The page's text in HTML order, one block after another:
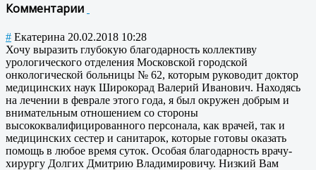
Комментарии
# Екатерина 20.02.2018 10:28
Хочу выразить глубокую благодарность коллективу
урологического отделения Московской городской
онкологической больницы № 62, которым руководит доктор
медицинских наук Широкорад Валерий Иванович. Находясь
на лечении в феврале этого года, я был окружен добрым и
внимательным отношением со стороны
высококвалифицированного персонала, как врачей, так и
медицинских сестер и санитарок, которые готовы оказать
помощь в любое время суток. Особая благодарность врачу-
хирургу Долгих Дмитрию Владимировичу. Низкий Вам